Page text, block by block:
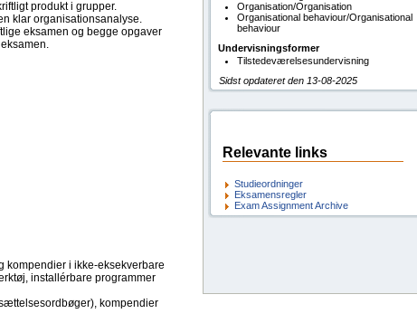
produkt i grupper.
klar organisationsanalyse.
eksamen og begge opgaver
kompendier i ikke-eksekverbare
installérbare programmer
kompendier
Organisation/Organisation
Organisational behaviour/Organisational
behaviour
Undervisningsformer
Tilstedeværelsesundervisning
Sidst opdateret den 13-08-2025
Relevante links
Studieordninger
Eksamensregler
Exam Assignment Archive